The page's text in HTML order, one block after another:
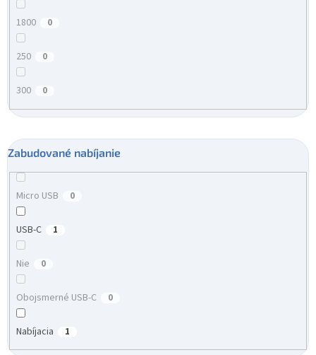
1800 0
250 0
300 0
Zabudované nabíjanie
Micro USB 0
USB-C 1
Nie 0
Obojsmerné USB-C 0
Nabíjacia 1